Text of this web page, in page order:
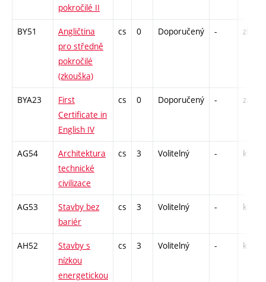
pokročilé II
BY51
Angličtina
pro středně
pokročilé
(zkouška)
cs 0 Doporučený - zk
BYA23
First
Certificate in
English IV
cs 0 Doporučený - zá
AG54
Architektura
technické
civilizace
cs 3 Volitelný - kl
AG53
Stavby bez
bariér
cs 3 Volitelný - kl
AH52
Stavby s
nízkou
energetickou
cs 3 Volitelný - kl